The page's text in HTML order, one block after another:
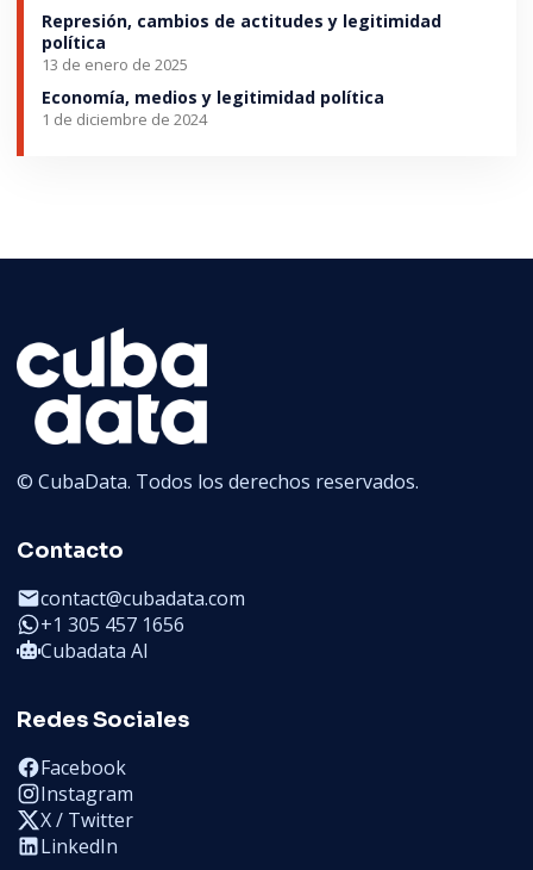
Represión, cambios de actitudes y legitimidad
política
13 de enero de 2025
Economía, medios y legitimidad política
1 de diciembre de 2024
© CubaData. Todos los derechos reservados.
Contacto
contact@cubadata.com
+1 305 457 1656
Cubadata AI
Redes Sociales
Facebook
Instagram
X / Twitter
LinkedIn